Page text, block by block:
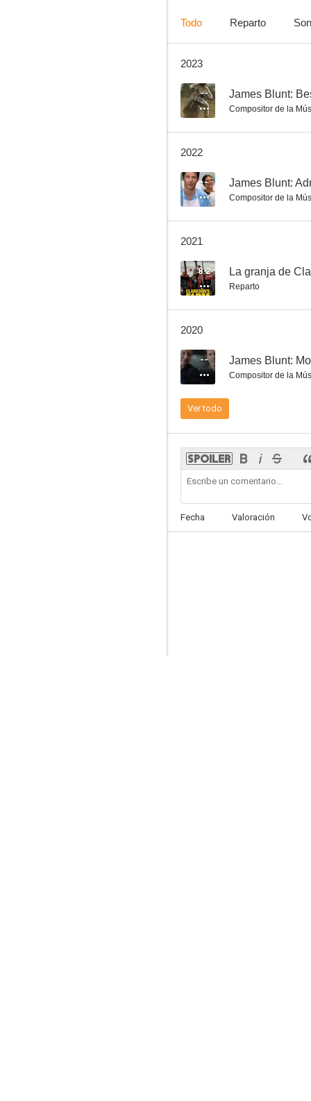
--
Todo Reparto
2023
-- James Blunt:
Compositor de la
2022
-- James Blunt:
Compositor de la
2021
8.2 La granja de
Reparto
2020
-- James Blunt:
Compositor de la
Ver todo
Fecha Valoración